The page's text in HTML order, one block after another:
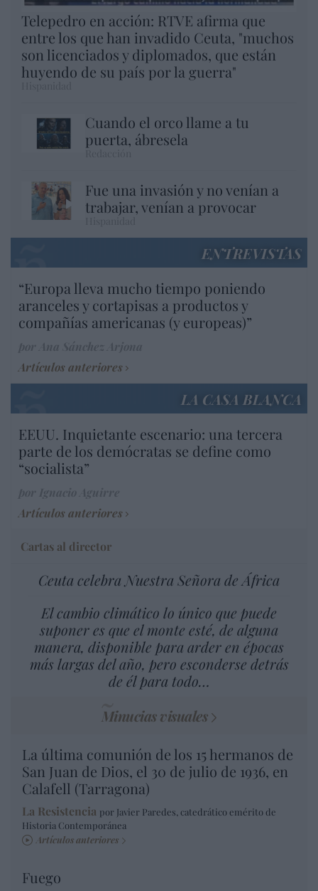
Telepedro en acción: RTVE afirma que
entre los que han invadido Ceuta, "muchos
son licenciados y diplomados, que están
huyendo de su país por la guerra"
Cuando el orco llame a tu
puerta, ábresela
Fue una invasión y no venían a
trabajar, venían a provocar
ENTREVISTAS
“Europa lleva mucho tiempo poniendo
aranceles y cortapisas a productos y
compañías americanas (y europeas)”
Artículos anteriores
LA CASA BLANCA
EEUU. Inquietante escenario: una tercera
parte de los demócratas se define como
“socialista”
Artículos anteriores
Cartas al director
Ceuta celebra Nuestra Señora de África
El cambio climático lo único que puede
suponer es que el monte esté, de alguna
manera, disponible para arder en épocas
más largas del año, pero esconderse detrás
de él para todo…
Minucias visuales
La última comunión de los 15 hermanos de
San Juan de Dios, el 30 de julio de 1936, en
Calafell (Tarragona)
La Resistencia por Javier Paredes, catedrático emérito de
Historia Contemporánea
Artículos anteriores
Fuego